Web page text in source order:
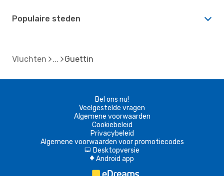
Populaire steden
Vluchten Guettin
Bel ons nu!
Veelgestelde vragen
Algemene voorwaarden
Cookiebeleid
Privacybeleid
Algemene voorwaarden voor promotiecodes
d Desktopversie
A Android app